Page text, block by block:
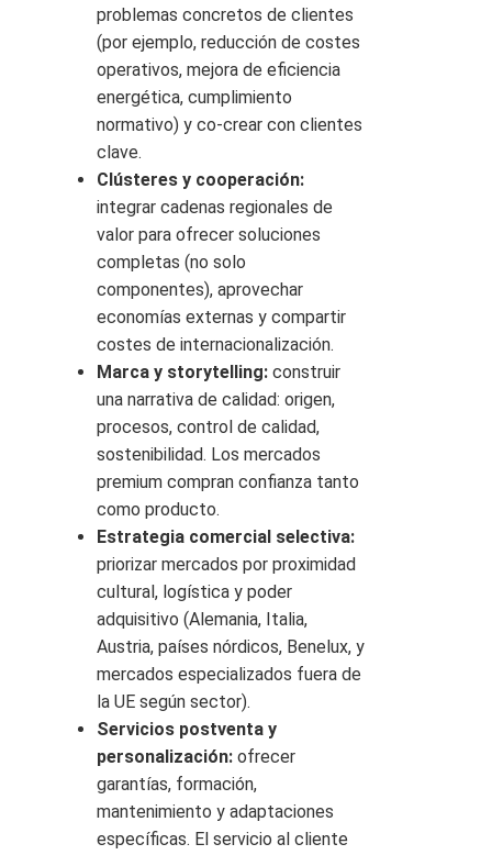
problemas concretos de clientes
(por ejemplo, reducción de costes
operativos, mejora de eficiencia
energética, cumplimiento
normativo) y co-crear con clientes
clave.
Clústeres y cooperación:
integrar cadenas regionales de
valor para ofrecer soluciones
completas (no solo
componentes), aprovechar
economías externas y compartir
costes de internacionalización.
Marca y storytelling: construir
una narrativa de calidad: origen,
procesos, control de calidad,
sostenibilidad. Los mercados
premium compran confianza tanto
como producto.
Estrategia comercial selectiva:
priorizar mercados por proximidad
cultural, logística y poder
adquisitivo (Alemania, Italia,
Austria, países nórdicos, Benelux, y
mercados especializados fuera de
la UE según sector).
Servicios postventa y
personalización: ofrecer
garantías, formación,
mantenimiento y adaptaciones
específicas. El servicio al cliente